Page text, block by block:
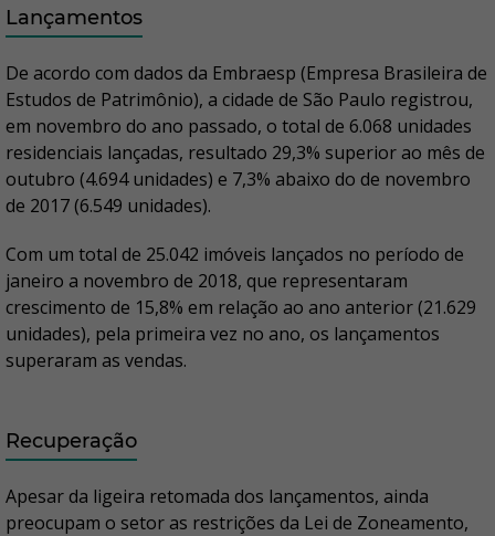
Lançamentos
De acordo com dados da Embraesp (Empresa Brasileira de
Estudos de Patrimônio), a cidade de São Paulo registrou,
em novembro do ano passado, o total de 6.068 unidades
residenciais lançadas, resultado 29,3% superior ao mês de
outubro (4.694 unidades) e 7,3% abaixo do de novembro
de 2017 (6.549 unidades).
Com um total de 25.042 imóveis lançados no período de
janeiro a novembro de 2018, que representaram
crescimento de 15,8% em relação ao ano anterior (21.629
unidades), pela primeira vez no ano, os lançamentos
superaram as vendas.
Recuperação
Apesar da ligeira retomada dos lançamentos, ainda
preocupam o setor as restrições da Lei de Zoneamento,